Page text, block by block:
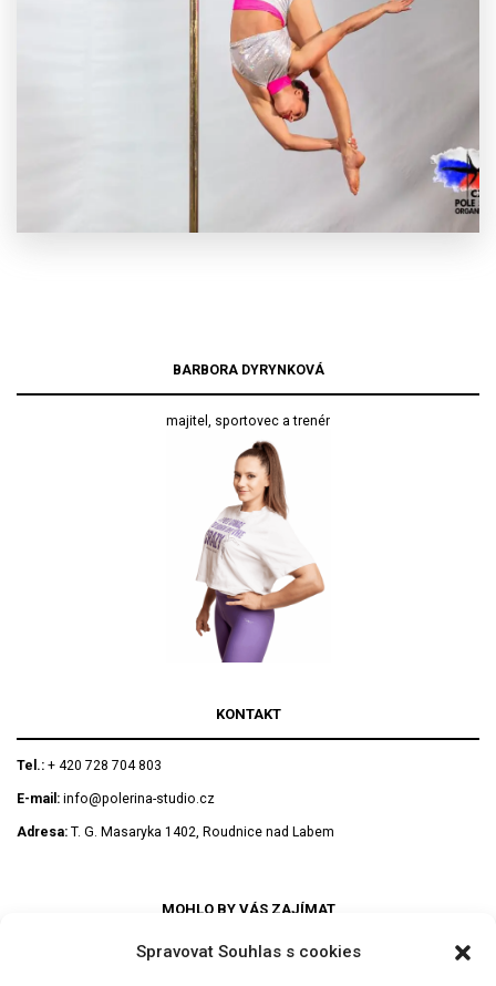
Spravovat Souhlas s cookies
BARBORA DYRYNKOVÁ
majitel, sportovec a trenér
KONTAKT
Tel.: + 420 728 704 803
E-mail: info@polerina-studio.cz
Adresa: T. G. Masaryka 1402, Roudnice nad Labem
MOHLO BY VÁS ZAJÍMAT